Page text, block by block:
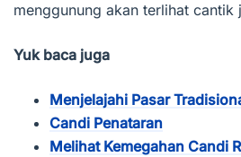
menggunung akan terlihat
Yuk baca juga
Menjelajahi Pasar
Candi Penataran
Melihat Kemegahan Candi